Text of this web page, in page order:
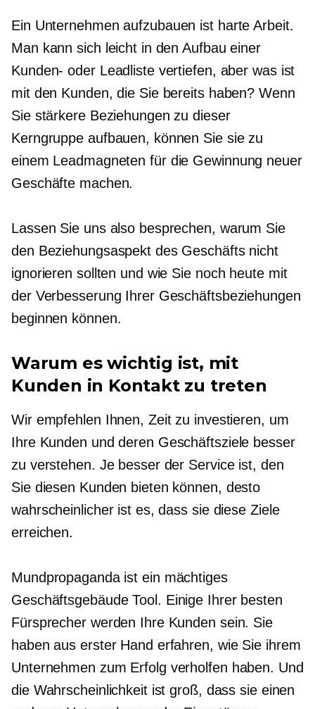
Ein Unternehmen aufzubauen ist harte Arbeit.
Man kann sich leicht in den Aufbau einer
Kunden- oder Leadliste vertiefen, aber was ist
mit den Kunden, die Sie bereits haben? Wenn
Sie stärkere Beziehungen zu dieser
Kerngruppe aufbauen, können Sie sie zu
einem Leadmagneten für die Gewinnung neuer
Geschäfte machen.
Lassen Sie uns also besprechen, warum Sie
den Beziehungsaspekt des Geschäfts nicht
ignorieren sollten und wie Sie noch heute mit
der Verbesserung Ihrer Geschäftsbeziehungen
beginnen können.
Warum es wichtig ist, mit
Kunden in Kontakt zu treten
Wir empfehlen Ihnen, Zeit zu investieren, um
Ihre Kunden und deren Geschäftsziele besser
zu verstehen. Je besser der Service ist, den
Sie diesen Kunden bieten können, desto
wahrscheinlicher ist es, dass sie diese Ziele
erreichen.
Mundpropaganda ist ein mächtiges
GeschäftsgebäudeTool. Einige Ihrer besten
Fürsprecher werden Ihre Kunden sein. Sie
haben aus erster Hand erfahren, wie Sie ihrem
Unternehmen zum Erfolg verholfen haben. Und
die Wahrscheinlichkeit ist groß, dass sie einen